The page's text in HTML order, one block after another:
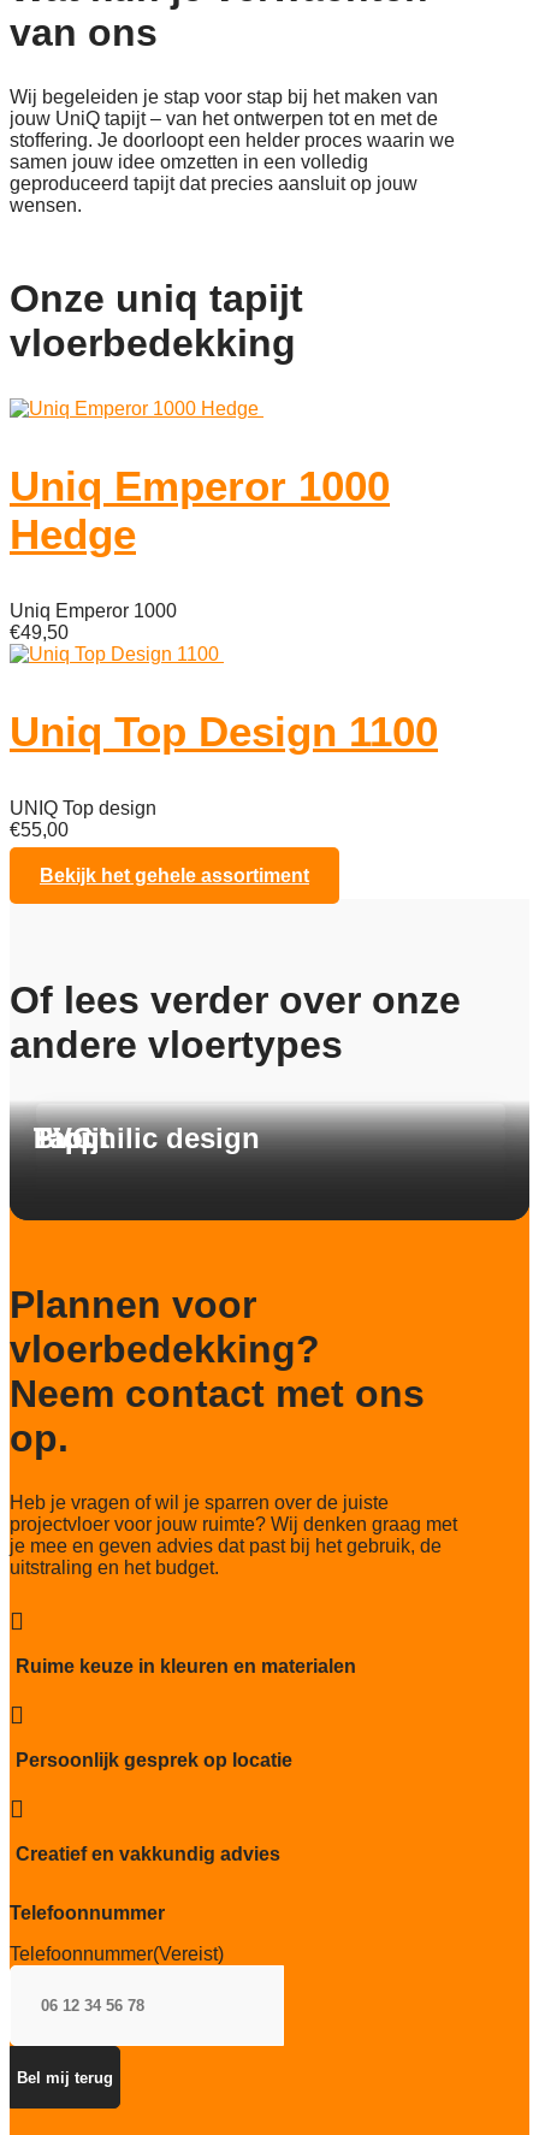
van ons
Wij begeleiden je stap voor stap bij het maken van
jouw UniQ tapijt – van het ontwerpen tot en met de
stoffering. Je doorloopt een helder proces waarin we
samen jouw idee omzetten in een volledig
geproduceerd tapijt dat precies aansluit op jouw
wensen.
Onze uniq tapijt
vloerbedekking
Uniq Emperor 1000
Hedge
Uniq Emperor 1000
€49,50
Uniq Top Design 1100
UNIQ Top design
€55,00
Bekijk het gehele assortiment
Of lees verder over onze
andere vloertypes
Tapijt
PVC
Tapijt
Biophilic design
Plannen voor
vloerbedekking?
Neem contact met ons
op.
Heb je vragen of wil je sparren over de juiste
projectvloer voor jouw ruimte? Wij denken graag met
je mee en geven advies dat past bij het gebruik, de
uitstraling en het budget.

Ruime keuze in kleuren en materialen

Persoonlijk gesprek op locatie

Creatief en vakkundig advies
Telefoonnummer
Telefoonnummer(Vereist)